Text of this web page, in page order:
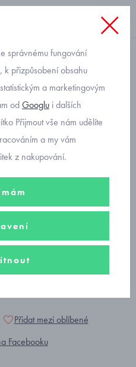
párů
25
Přidat mezi oblíbené
Facebooku
správnému fungování
přizpůsobení obsahu
a marketingovým
odGooglu i dalších
Přijmout vše nám udělíte
a my vám
z nakupování.